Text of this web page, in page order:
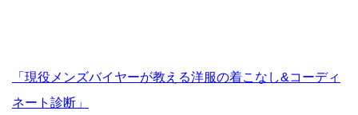
「現役メンズバイヤーが教える洋服の着こなし&コーディ
ネート診断」